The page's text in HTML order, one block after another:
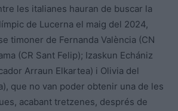
les italianes hauran de buscar la
de Lucerna el maig del 2024,
timoner de Fernanda València (CN
(CR Sant Felip); Izaskun Echániz
Arraun Elkartea) i Olivia del
que no van poder obtenir una de les
acabant tretzenes, després de